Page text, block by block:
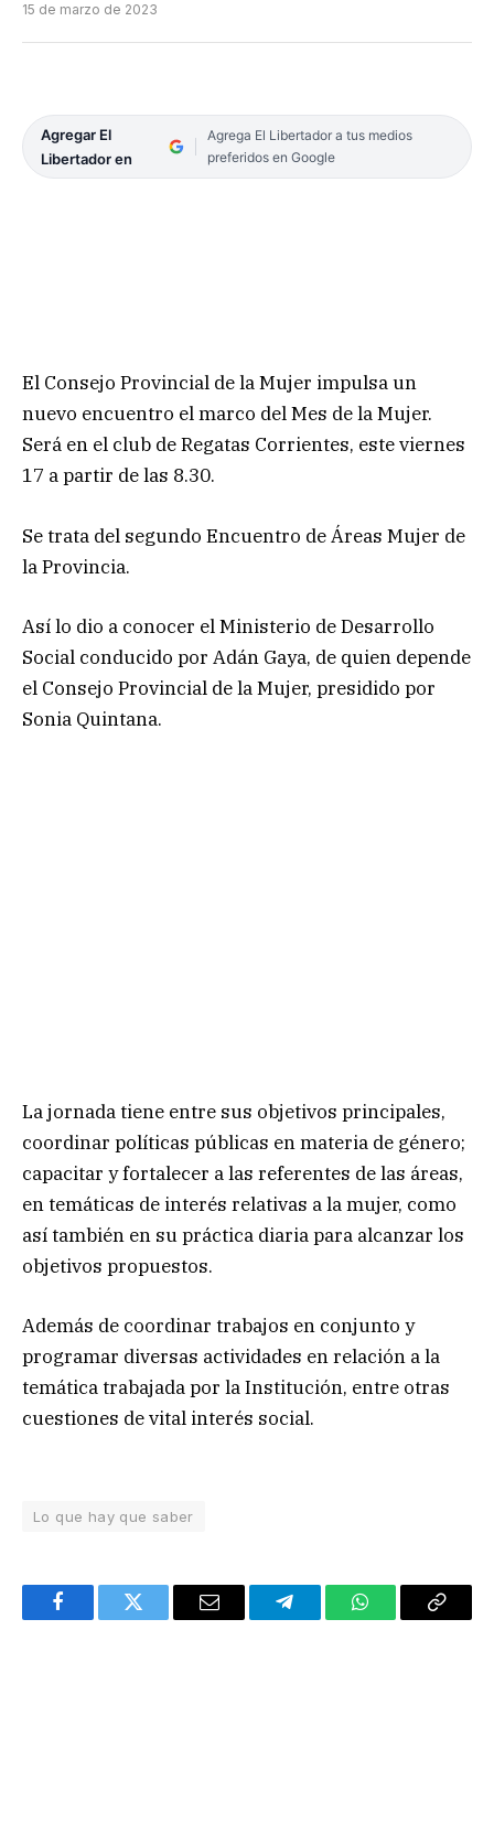
15 de marzo de 2023
Agregar El
Libertador en
Agrega El Libertador a tus medios
preferidos en Google
El Consejo Provincial de la Mujer impulsa un
nuevo encuentro el marco del Mes de la Mujer.
Será en el club de Regatas Corrientes, este viernes
17 a partir de las 8.30.
Se trata del segundo Encuentro de Áreas Mujer de
la Provincia.
Así lo dio a conocer el Ministerio de Desarrollo
Social conducido por Adán Gaya, de quien depende
el Consejo Provincial de la Mujer, presidido por
Sonia Quintana.
La jornada tiene entre sus objetivos principales,
coordinar políticas públicas en materia de género;
capacitar y fortalecer a las referentes de las áreas,
en temáticas de interés relativas a la mujer, como
así también en su práctica diaria para alcanzar los
objetivos propuestos.
Además de coordinar trabajos en conjunto y
programar diversas actividades en relación a la
temática trabajada por la Institución, entre otras
cuestiones de vital interés social.
Lo que hay que saber
FacebookTwitter Email TelegramWhatsAppCopy